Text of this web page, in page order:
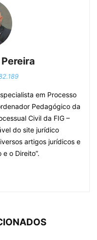
em Processo
Pedagógico da
Civil da FIG –
do site jurídico
artigos jurídicos e
o Direito”.